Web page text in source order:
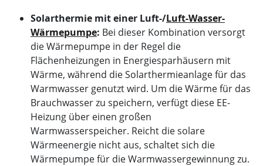
Solarthermie mit einer Luft-/Luft-Wasser-
Wärmepumpe: Bei dieser Kombination versorgt
die Wärmepumpe in der Regel die
Flächenheizungen in Energiesparhäusern mit
Wärme, während die Solarthermieanlage für das
Warmwasser genutzt wird. Um die Wärme für das
Brauchwasser zu speichern, verfügt diese EE-
Heizung über einen großen
Warmwasserspeicher. Reicht die solare
Wärmeenergie nicht aus, schaltet sich die
Wärmepumpe für die Warmwassergewinnung zu.